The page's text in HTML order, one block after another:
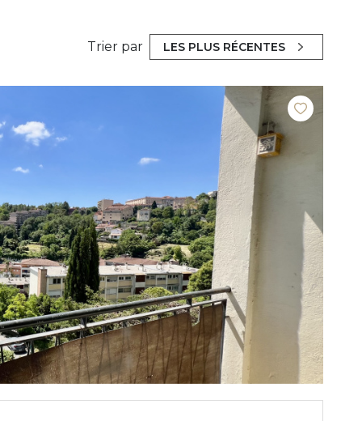
Trier par LES PLUS RÉCENTES